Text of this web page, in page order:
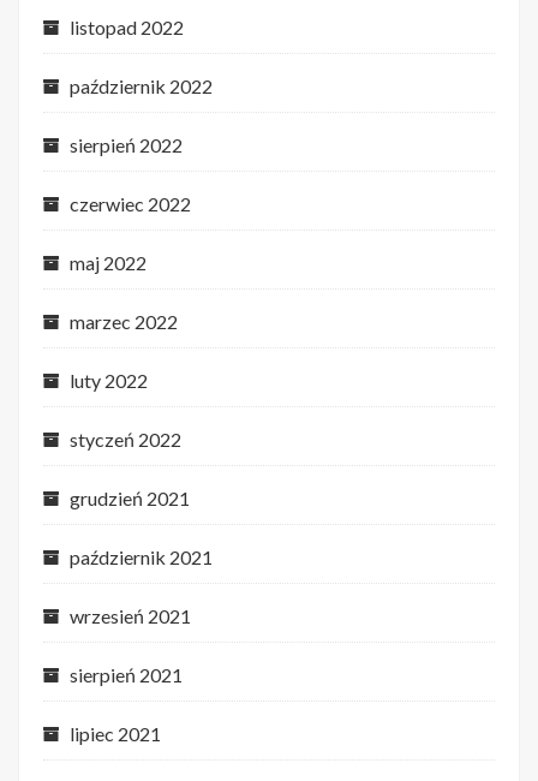
listopad 2022
październik 2022
sierpień 2022
czerwiec 2022
maj 2022
marzec 2022
luty 2022
styczeń 2022
grudzień 2021
październik 2021
wrzesień 2021
sierpień 2021
lipiec 2021